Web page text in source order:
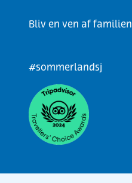
Bliv en ven af familien
#sommerlandsj